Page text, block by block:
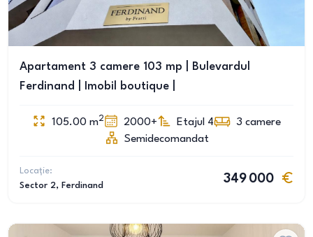
Apartament 3 camere 103 mp | Bulevardul
Ferdinand | Imobil boutique |
105.00 m2 2000+ Etajul 4 3 camere
Semidecomandat
Locație:
Sector 2, Ferdinand
349 000